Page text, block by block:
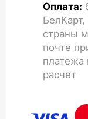
Оплата:
страны
почте
платежа
расчет